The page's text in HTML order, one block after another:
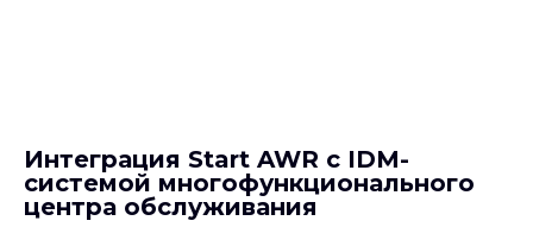
Интеграция Start AWR с IDM-
системой многофункционального
центра обслуживания
Согласен на обработку моих данных
и принимаюПолитику конфиденциальности